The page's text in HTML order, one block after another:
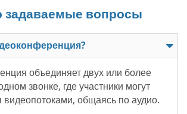
задаваемые вопросы
объединяет двух или более
звонке, где участники могут
видеопотоками, общаясь по аудио.